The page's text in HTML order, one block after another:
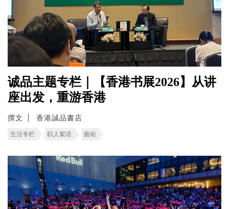
诚品主题专栏｜【香港书展2026】从讲
座出发，重游香港
撰文 香港誠品書店
生活专栏 职人絮语 藝術